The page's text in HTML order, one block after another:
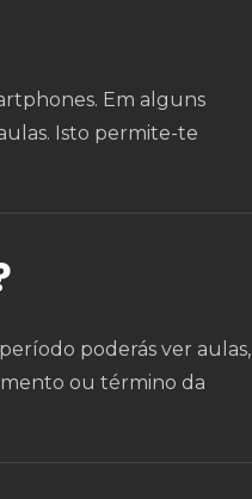
Em alguns
Isto permite-te
poderás ver aulas,
ou término da